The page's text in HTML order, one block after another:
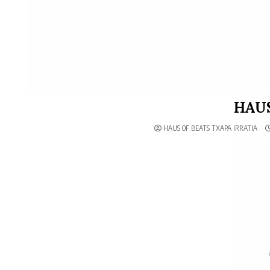
HAUS OF BEATS TXAPA IRRATIA